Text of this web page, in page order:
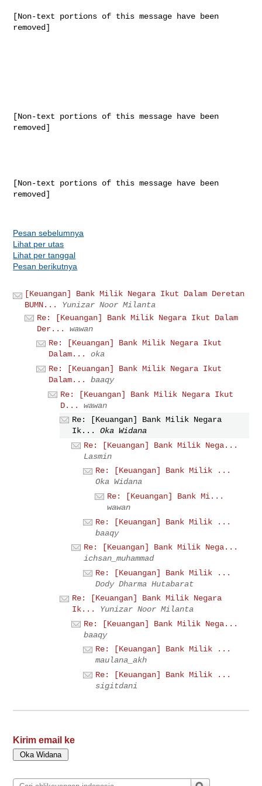
[Non-text portions of this message have been
removed]
[Non-text portions of this message have been
removed]
[Non-text portions of this message have been
removed]
Pesan sebelumnya
Lihat per utas
Lihat per tanggal
Pesan berikutnya
[Keuangan] Bank Milik Negara Ikut Dalam Deretan
BUMN...
Yunizar Noor Milanta
Re: [Keuangan] Bank Milik Negara Ikut Dalam
Der...
wawan
Re: [Keuangan] Bank Milik Negara Ikut
Dalam...
oka
Re: [Keuangan] Bank Milik Negara Ikut
Dalam...
baaqy
Re: [Keuangan] Bank Milik Negara Ikut
D...
wawan
Re: [Keuangan] Bank Milik Negara
Ik...
Oka Widana
Re: [Keuangan] Bank Milik Nega...
Lasmin
Re: [Keuangan] Bank Milik ...
Oka Widana
Re: [Keuangan] Bank Mi...
wawan
Re: [Keuangan] Bank Milik ...
baaqy
Re: [Keuangan] Bank Milik Nega...
ichsan_muhammad
Re: [Keuangan] Bank Milik ...
Dody Dharma Hutabarat
Re: [Keuangan] Bank Milik Negara
Ik...
Yunizar Noor Milanta
Re: [Keuangan] Bank Milik Nega...
baaqy
Re: [Keuangan] Bank Milik ...
maulana_akh
Re: [Keuangan] Bank Milik ...
sigitdani
Kirim email ke